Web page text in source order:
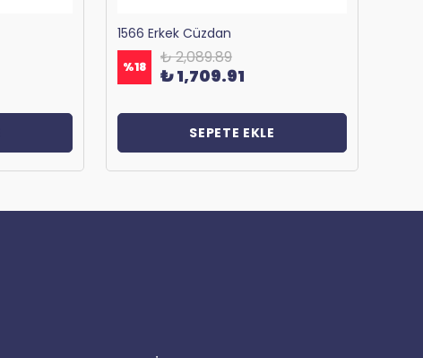
1566 Erkek Cüzdan
%18 ₺ 2,089.89
₺ 1,709.91
SEPETE EKLE